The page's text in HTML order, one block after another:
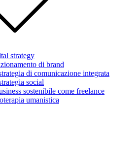
strategy
di brand
di comunicazione integrata
social
sostenibile come freelance
umanistica